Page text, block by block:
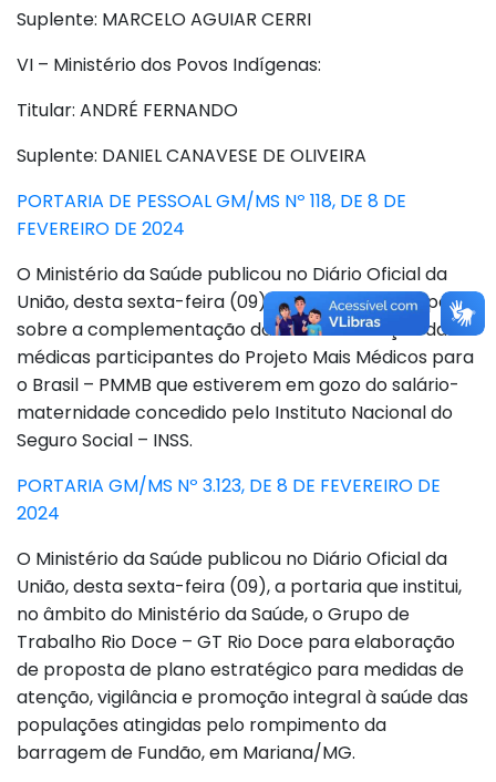
Suplente: MARCELO AGUIAR CERRI
VI – Ministério dos Povos Indígenas:
Titular: ANDRÉ FERNANDO
Suplente: DANIEL CANAVESE DE OLIVEIRA
PORTARIA DE PESSOAL GM/MS Nº 118, DE 8 DE
FEVEREIRO DE 2024
O Ministério da Saúde publicou no Diário Oficial da
União, desta sexta-feira (09), a portaria que dispõe
sobre a complementação da bolsa-formação das
médicas participantes do Projeto Mais Médicos para
o Brasil – PMMB que estiverem em gozo do salário-
maternidade concedido pelo Instituto Nacional do
Seguro Social – INSS.
PORTARIA GM/MS Nº 3.123, DE 8 DE FEVEREIRO DE
2024
O Ministério da Saúde publicou no Diário Oficial da
União, desta sexta-feira (09), a portaria que institui,
no âmbito do Ministério da Saúde, o Grupo de
Trabalho Rio Doce – GT Rio Doce para elaboração
de proposta de plano estratégico para medidas de
atenção, vigilância e promoção integral à saúde das
populações atingidas pelo rompimento da
barragem de Fundão, em Mariana/MG.